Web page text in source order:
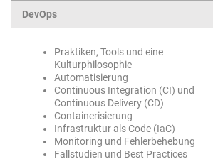
DevOps
Praktiken, Tools und eine
Kulturphilosophie
Automatisierung
Continuous Integration (CI) und
Continuous Delivery (CD)
Containerisierung
Infrastruktur als Code (IaC)
Monitoring und Fehlerbehebung
Fallstudien und Best Practices